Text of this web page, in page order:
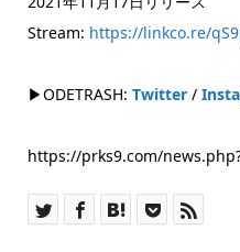
Stream: https://linkco.re/
▶ODETRASH: Twitter/
https://prks9.com/